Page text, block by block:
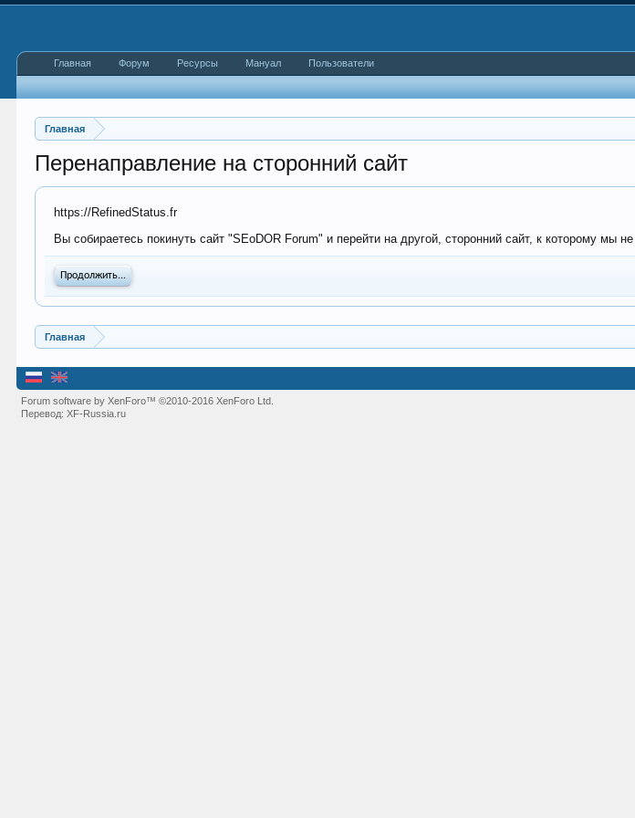
Главная
Перенаправление на сторонний сайт
https://RefinedStatus.fr
Вы собираетесь покинуть сайт "SEoDOR Forum" и перейти на другой, сторонний сайт, к которому
Продолжить...
Главная
Главная Форум Ресурсы Мануал Пользователи
Forum software by XenForo™©2010-2016 XenForo Ltd.
Перевод:XF-Russia.ru